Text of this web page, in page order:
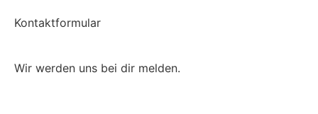
Kontaktformular
Wir werden uns bei dir melden.